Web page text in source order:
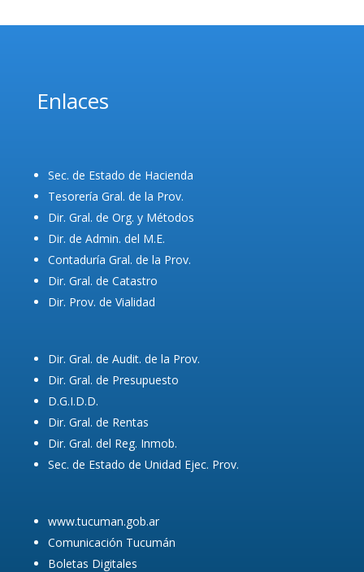
Enlaces
Sec. de Estado de Hacienda
Tesorería Gral. de la Prov.
Dir. Gral. de Org. y Métodos
Dir. de Admin. del M.E.
Contaduría Gral. de la Prov.
Dir. Gral. de Catastro
Dir. Prov. de Vialidad
Dir. Gral. de Audit. de la Prov.
Dir. Gral. de Presupuesto
D.G.I.D.D.
Dir. Gral. de Rentas
Dir. Gral. del Reg. Inmob.
Sec. de Estado de Unidad Ejec. Prov.
www.tucuman.gob.ar
Comunicación Tucumán
Boletas Digitales